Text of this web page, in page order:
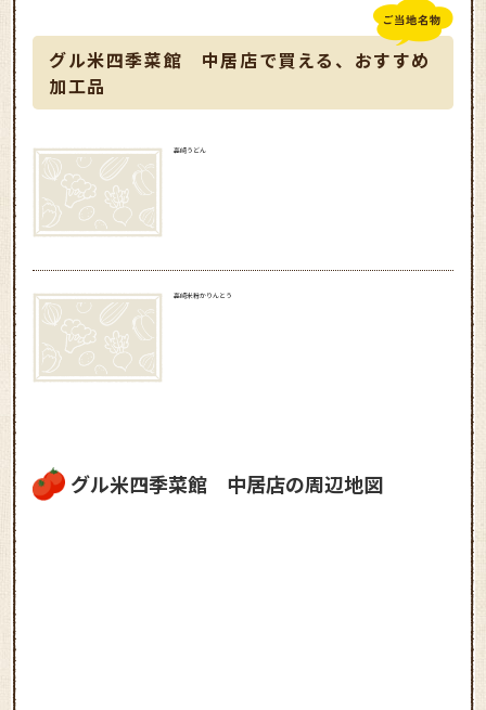
グル米四季菜館 中居店で買える、おすすめ
加工品
高崎うどん
高崎米粉かりんとう
グル米四季菜館 中居店の周辺地図